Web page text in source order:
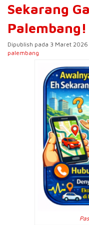
Sekarang
Palembang!
Dipublish pada 3 Maret
palembang